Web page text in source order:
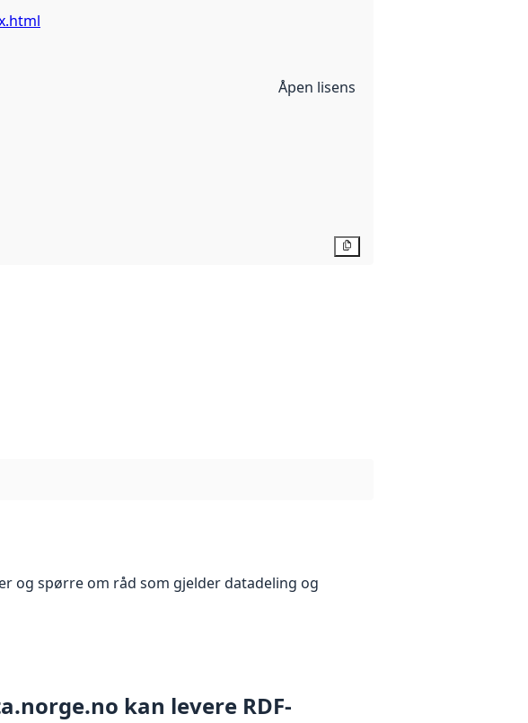
Åpen lisens
og spørre om råd som gjelder datadeling og
kan levere RDF-